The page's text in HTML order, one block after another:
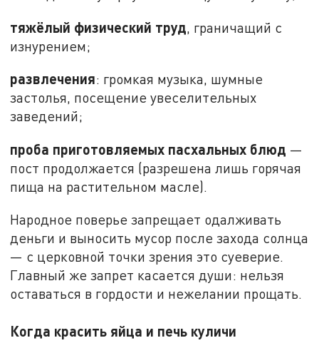
тяжёлый физический труд , граничащий с
изнурением;
развлечения: громкая музыка, шумные
застолья, посещение увеселительных
заведений;
проба приготовляемых пасхальных блюд —
пост продолжается (разрешена лишь горячая
пища на растительном масле).
Народное поверье запрещает одалживать
деньги и выносить мусор после захода солнца
— с церковной точки зрения это суеверие.
Главный же запрет касается души: нельзя
оставаться в гордости и нежелании прощать.
Когда красить яйца и печь куличи